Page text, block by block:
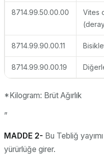
8714.99.50.00.00
Vites
8714.99.90.00.11
8714.99.90.00.19
*Kilogram: Brüt Ağırlık
”
MADDE 2- Bu Tebliğ
yürürlüğe girer.